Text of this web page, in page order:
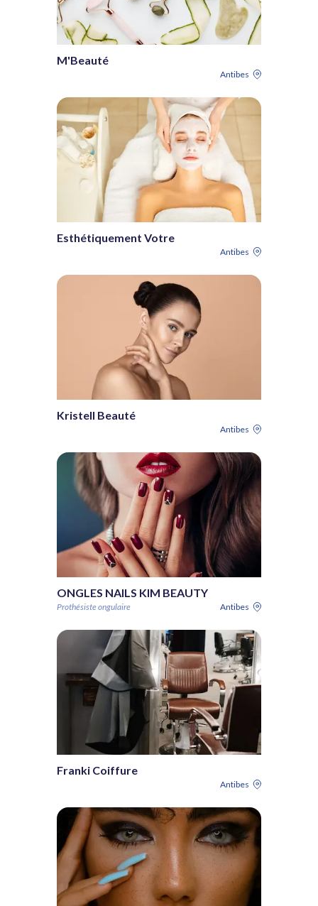
M'Beauté
Antibes
Esthétiquement Votre
Antibes
Kristell Beauté
Antibes
ONGLES NAILS KIM BEAUTY
Prothésiste ongulaire Antibes
Franki Coiffure
Antibes